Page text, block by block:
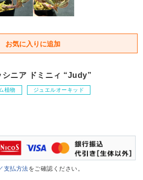
シニア ドミニィ “Judy”
植物 ジュエルオーキッド
支払方法をご確認ください。